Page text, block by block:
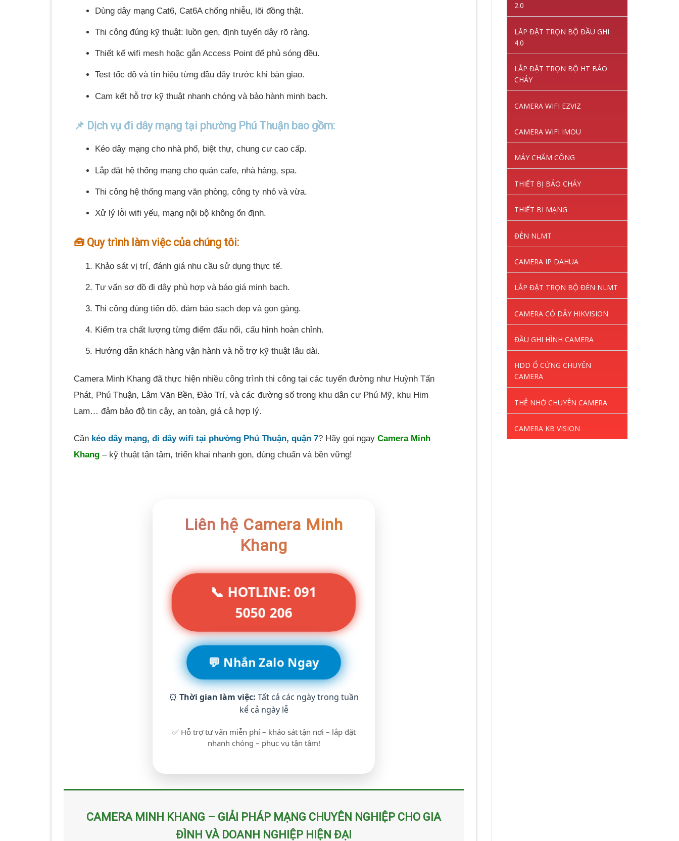
Dùng dây mạng Cat6, Cat6A chống nhiễu, lõi đồng thật.
Thi công đúng kỹ thuật: luồn gen, định tuyến dây rõ ràng.
Thiết kế wifi mesh hoặc gắn Access Point để phủ sóng đều.
Test tốc độ và tín hiệu từng đầu dây trước khi bàn giao.
Cam kết hỗ trợ kỹ thuật nhanh chóng và bảo hành minh bạch.
📌 Dịch vụ đi dây mạng tại phường Phú Thuận bao gồm:
Kéo dây mạng cho nhà phố, biệt thự, chung cư cao cấp.
Lắp đặt hệ thống mạng cho quán cafe, nhà hàng, spa.
Thi công hệ thống mạng văn phòng, công ty nhỏ và vừa.
Xử lý lỗi wifi yếu, mạng nội bộ không ổn định.
🧰 Quy trình làm việc của chúng tôi:
Khảo sát vị trí, đánh giá nhu cầu sử dụng thực tế.
Tư vấn sơ đồ đi dây phù hợp và báo giá minh bạch.
Thi công đúng tiến độ, đảm bảo sạch đẹp và gọn gàng.
Kiểm tra chất lượng từng điểm đấu nối, cấu hình hoàn chỉnh.
Hướng dẫn khách hàng vận hành và hỗ trợ kỹ thuật lâu dài.
Camera Minh Khang đã thực hiện nhiều công trình thi công tại các tuyến đường như Huỳnh Tấn
Phát, Phú Thuận, Lâm Văn Bền, Đào Trí, và các đường số trong khu dân cư Phú Mỹ, khu Him
Lam… đảm bảo độ tin cậy, an toàn, giá cả hợp lý.
Cần kéo dây mạng, đi dây wifi tại phường Phú Thuận, quận 7? Hãy gọi ngay Camera Minh
Khang – kỹ thuật tận tâm, triển khai nhanh gọn, đúng chuẩn và bền vững!
Liên hệ Camera Minh
Khang
📞 HOTLINE: 091
5050 206
💬 Nhắn Zalo Ngay
⏰ Thời gian làm việc: Tất cả các ngày trong tuần
kể cả ngày lễ
✅ Hỗ trợ tư vấn miễn phí – khảo sát tận nơi – lắp đặt
nhanh chóng – phục vụ tận tâm!
CAMERA MINH KHANG – GIẢI PHÁP MẠNG CHUYÊN NGHIỆP CHO GIA
ĐÌNH VÀ DOANH NGHIỆP HIỆN ĐẠI
2.0
LĂP ĐẶT TRỌN BỘ ĐẦU GHI
4.0
LẮP ĐẶT TRỌN BỘ HT BÁO
CHÁY
CAMERA WIFI EZVIZ
CAMERA WIFI IMOU
MÁY CHẤM CÔNG
THIẾT BỊ BÁO CHÁY
THIẾT BI MẠNG
ĐÈN NLMT
CAMERA IP DAHUA
LẮP ĐẶT TRỌN BỘ ĐÈN NLMT
CAMERA CÓ DÂY HIKVISION
ĐẦU GHI HÌNH CAMERA
HDD Ổ CỨNG CHUYÊN
CAMERA
THẺ NHỚ CHUYÊN CAMERA
CAMERA KB VISION